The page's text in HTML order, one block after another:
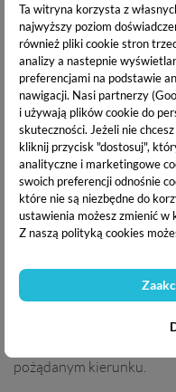
Ta witryna korzysta z
najwyższy poziom
również pliki cookie stron
analizy a nastepnie
preferencjami na podstawie
nawigacji. Nasi partnerzy
i używają plików cookie do
skuteczności. Jeżeli nie
kliknij przycisk "dostosuj",
analityczne i marketingowe
swoich preferencji odnośnie
które nie są niezbędne do
ustawienia możesz zmienić w
Z naszą polityką cookies
Regulowana szczotka do
Hairbrushsłużydo
Jej głównym zadaniem
głąb pasm i podkręcenie
specjalna szczotka do
igieł, co pozwala na
typu włosów, a także na
indywidualnych potrzeb.
mokro oraz precyzyjne i
produktówstylizujących,
Magia naszej szczotki
naciągamy je na szczotkę,
wracają do swego
naprężeniu wracają
puchu. W powstaniu
pożądanym kierunku.